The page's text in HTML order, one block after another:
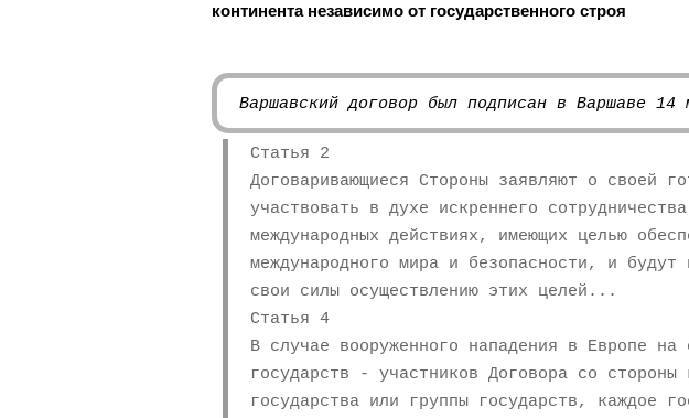
континента независимо от государственного строя
Варшавский договор был подписан в Варшаве 14
Статья 2
Договаривающиеся Стороны заявляют о своей
участвовать в духе искреннего
международных действиях, имеющих целью
международного мира и безопасности, и будут
свои силы осуществлению этих целей...
Статья 4
В случае вооруженного нападения в Европе на
государств - участников Договора со стороны
государства или группы государств, каждое